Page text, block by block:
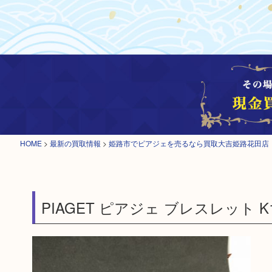
HOME > 最新の買取情報 > 姫路市でピアジェを売るなら買取大吉姫路花田店
PIAGET ピアジェ ブレスレット